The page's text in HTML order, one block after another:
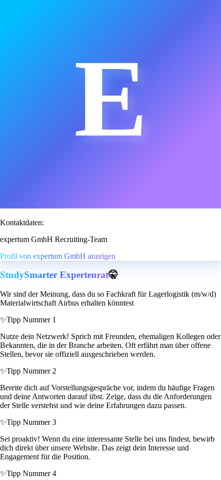
E
Kontaktdaten:
expertum GmbH Recruiting-Team
Profil von expertum GmbH anzeigen
StudySmarter Expertenrat🤫
Wir sind der Meinung, dass du so Fachkraft für Lagerlogistik (m/w/d)
Materialwirtschaft Airbus erhalten könntest
✨Tipp Nummer 1
Nutze dein Netzwerk! Sprich mit Freunden, ehemaligen Kollegen oder
Bekannten, die in der Branche arbeiten. Oft erfährt man über offene
Stellen, bevor sie offiziell ausgeschrieben werden.
✨Tipp Nummer 2
Bereite dich auf Vorstellungsgespräche vor, indem du häufige Fragen
und deine Antworten darauf übst. Zeige, dass du die Anforderungen
der Stelle verstehst und wie deine Erfahrungen dazu passen.
✨Tipp Nummer 3
Sei proaktiv! Wenn du eine interessante Stelle bei uns findest, bewirb
dich direkt über unsere Website. Das zeigt dein Interesse und
Engagement für die Position.
✨Tipp Nummer 4